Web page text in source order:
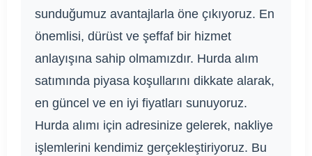
sunduğumuz avantajlarla öne çıkıyoruz. En
önemlisi, dürüst ve şeffaf bir hizmet
anlayışına sahip olmamızdır. Hurda alım
satımında piyasa koşullarını dikkate alarak,
en güncel ve en iyi fiyatları sunuyoruz.
Hurda alımı için adresinize gelerek, nakliye
işlemlerini kendimiz gerçekleştiriyoruz. Bu